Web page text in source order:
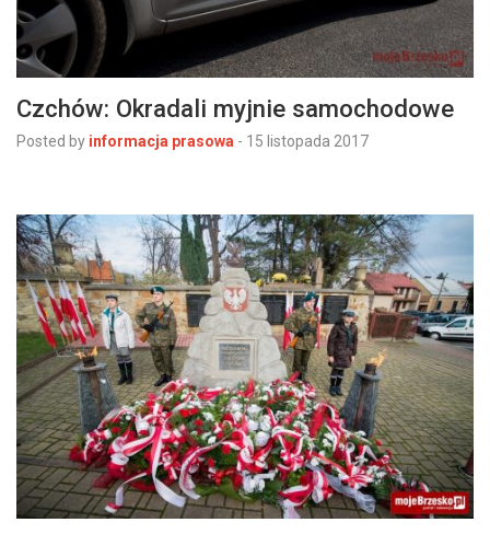
Czchów: Okradali myjnie samochodowe
Posted by informacja prasowa - 15 listopada 2017